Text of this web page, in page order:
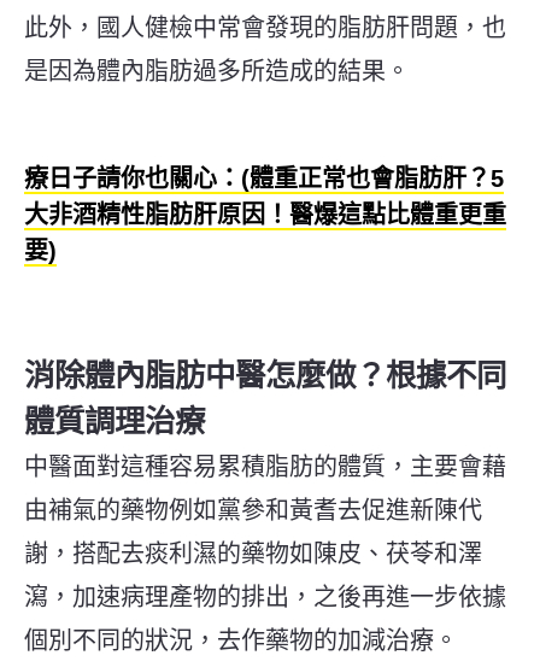
此外，國人健檢中常會發現的脂肪肝問題，也
是因為體內脂肪過多所造成的結果。
療日子請你也關心：(體重正常也會脂肪肝？5
大非酒精性脂肪肝原因！醫爆這點比體重更重
要)
消除體內脂肪中醫怎麼做？根據不同
體質調理治療
中醫面對這種容易累積脂肪的體質，主要會藉
由補氣的藥物例如黨參和黃耆去促進新陳代
謝，搭配去痰利濕的藥物如陳皮、茯苓和澤
瀉，加速病理產物的排出，之後再進一步依據
個別不同的狀況，去作藥物的加減治療。